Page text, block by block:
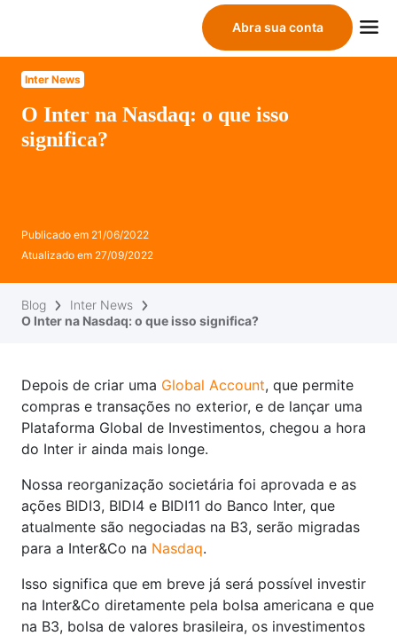
Abra sua conta
Inter News
O Inter na Nasdaq: o que isso
significa?
Publicado em 21/06/2022
Atualizado em 27/09/2022
Blog
Inter News
O Inter na Nasdaq: o que isso significa?
Depois de criar uma Global Account, que permite
compras e transações no exterior, e de lançar uma
Plataforma Global de Investimentos, chegou a hora
do Inter ir ainda mais longe.
Nossa reorganização societária foi aprovada e as
ações BIDI3, BIDI4 e BIDI11 do Banco Inter, que
atualmente são negociadas na B3, serão migradas
para a Inter&Co na Nasdaq.
Isso significa que em breve já será possível investir
na Inter&Co diretamente pela bolsa americana e que
na B3, bolsa de valores brasileira, os investimentos